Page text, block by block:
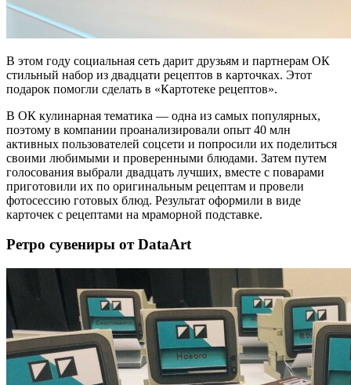
В этом году социальная сеть дарит друзьям и партнерам ОК
стильный набор из двадцати рецептов в карточках. Этот
подарок помогли сделать в «Картотеке рецептов».
В ОК кулинарная тематика — одна из самых популярных,
поэтому в компании проанализировали опыт 40 млн
активных пользователей соцсети и попросили их поделиться
своими любимыми и проверенными блюдами. Затем путем
голосования выбрали двадцать лучших, вместе с поварами
приготовили их по оригинальным рецептам и провели
фотосессию готовых блюд. Результат оформили в виде
карточек с рецептами на мраморной подставке.
Ретро сувениры от DataArt